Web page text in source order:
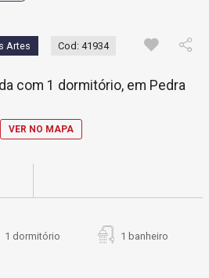
Artes Cod: 41934
com 1 dormitório, em Pedra
VER NO MAPA
1 dormitório 1 banheiro